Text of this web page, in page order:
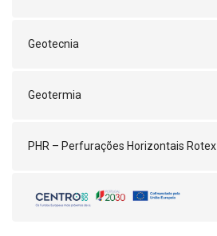
Geotecnia
Geotermia
PHR – Perfurações Horizontais Rotex